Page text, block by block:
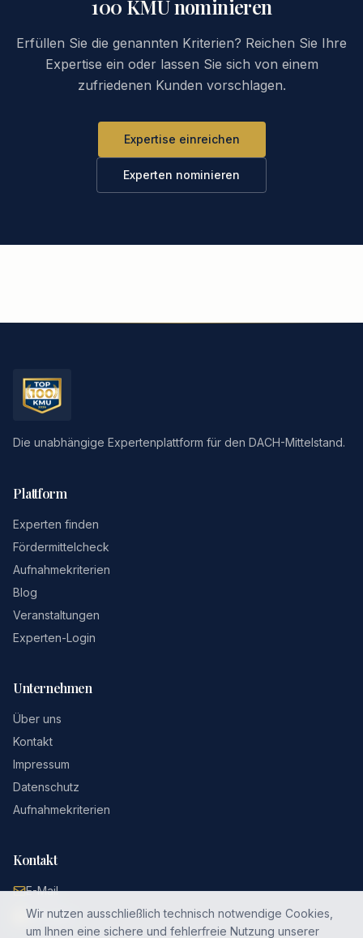
100 KMU nominieren
Erfüllen Sie die genannten Kriterien? Reichen Sie Ihre
Expertise ein oder lassen Sie sich von einem
zufriedenen Kunden vorschlagen.
Expertise einreichen
Experten nominieren
Die unabhängige Expertenplattform für den DACH-Mittelstand.
Plattform
Experten finden
Fördermittelcheck
Aufnahmekriterien
Blog
Veranstaltungen
Experten-Login
Unternehmen
Über uns
Kontakt
Impressum
Datenschutz
Aufnahmekriterien
Kontakt
E-Mail
LinkedIn
Wir nutzen ausschließlich technisch notwendige Cookies,
um Ihnen eine sichere und fehlerfreie Nutzung unserer